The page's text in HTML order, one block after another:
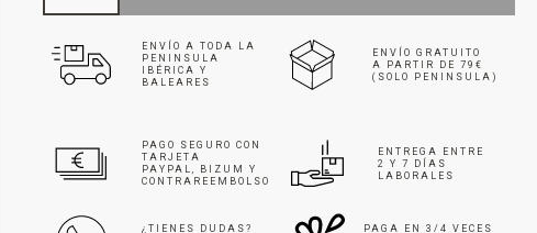
ENVÍO A TODA LA
PENINSULA
IBÉRICA Y
BALEARES
ENVÍO GRATUITO
A PARTIR DE 79€
(SOLO PENINSULA)
PAGO SEGURO CON
TARJETA
PAYPAL, BIZUM Y
CONTRAREEMBOLSO
ENTREGA ENTRE
2 Y 7 DÍAS
LABORALES
¿TIENES DUDAS?
PAGA EN 3/4 VECES